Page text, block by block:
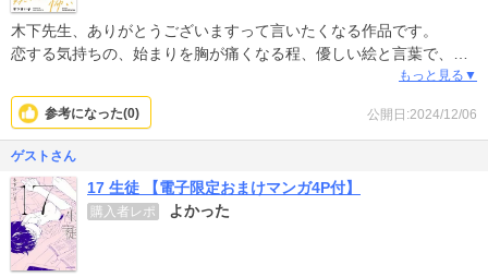
木下先生、ありがとうございますって言いたくなる作品です。
恋する気持ちの、始まりを胸が痛くなる程、優しい絵と言葉で、実
感させて頂きました。一巻ラストのモノローグで、泣けてきまし
た。
先生が今回は真っすぐな恋の話を久々に書きたいと思い書いてます
って、仰るとおり、まっすぐに刺さりました。
続きが、待ち遠しいです。
もっと見る▼
公開日:2024/12/06
参考になった(0)
ゲストさん
17 生徒 【電子限定おまけマンガ4P付】
購入者レポ よかった